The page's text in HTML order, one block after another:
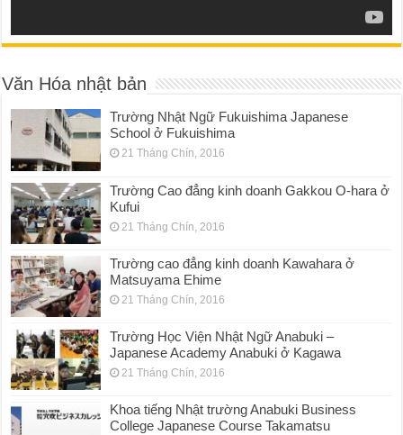
Văn Hóa nhật bản
Trường Nhật Ngữ Fukuishima Japanese
School ở Fukuishima
21 Tháng Chín, 2016
Trường Cao đẳng kinh doanh Gakkou O-hara ở
Kufui
21 Tháng Chín, 2016
Trường cao đẳng kinh doanh Kawahara ở
Matsuyama Ehime
21 Tháng Chín, 2016
Trường Học Viện Nhật Ngữ Anabuki –
Japanese Academy Anabuki ở Kagawa
21 Tháng Chín, 2016
Khoa tiếng Nhật trường Anabuki Business
College Japanese Course Takamatsu